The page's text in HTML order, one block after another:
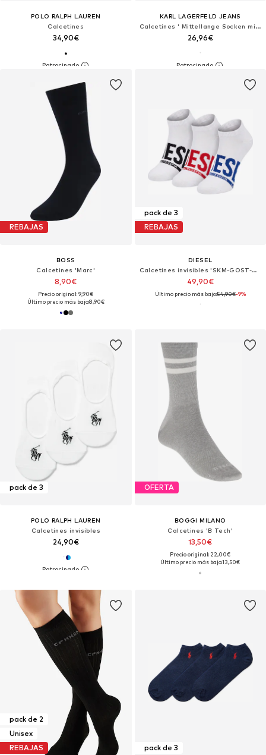
POLO RALPH LAUREN
Calcetines
34,90€
KARL LAGERFELD JEANS
Calcetines ' Mittellange Socken mit Monogramm – 2er-Set '
26,96€
REBAJAS
BOSS
Calcetines 'Marc'
8,90€
Precio original: 9,90€
Último precio más bajo:8,90€
pack de 3
REBAJAS
DIESEL
Calcetines invisibles 'SKM-GOST-THREEPACK'
49,90€
Último precio más bajo:54,90€-9%
pack de 3
POLO RALPH LAUREN
Calcetines invisibles
24,90€
OFERTA
BOGGI MILANO
Calcetines 'B Tech'
13,50€
Precio original: 22,00€
Último precio más bajo:13,50€
pack de 2
Unisex
REBAJAS
pack de 3